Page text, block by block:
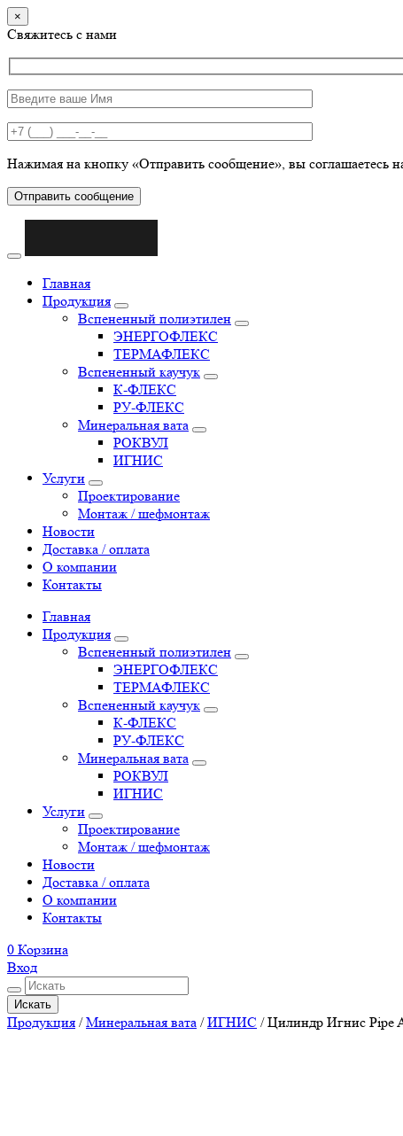
×
Свяжитесь с нами
Нажимая на кнопку «Отправить сообщение», вы соглашаетесь
Отправить сообщение
Главная
Продукция
Вспененный полиэтилен
ЭНЕРГОФЛЕКС
ТЕРМАФЛЕКС
Вспененный каучук
К-ФЛЕКС
РУ-ФЛЕКС
Минеральная вата
РОКВУЛ
ИГНИС
Услуги
Проектирование
Монтаж / шефмонтаж
Новости
Доставка / оплата
О компании
Контакты
Главная
Продукция
Вспененный полиэтилен
ЭНЕРГОФЛЕКС
ТЕРМАФЛЕКС
Вспененный каучук
К-ФЛЕКС
РУ-ФЛЕКС
Минеральная вата
РОКВУЛ
ИГНИС
Услуги
Проектирование
Монтаж / шефмонтаж
Новости
Доставка / оплата
О компании
Контакты
0 Корзина
Вход
Искать
Продукция /Минеральная вата /ИГНИС /Цилиндр Игнис Pipe